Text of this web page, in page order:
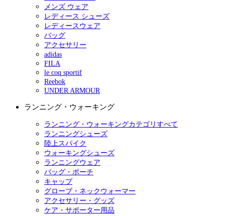
メンズ ウェア
レディース シューズ
レディースウェア
バッグ
アクセサリー
adidas
FILA
le coq sportif
Reebok
UNDER ARMOUR
ランニング・ウォーキング
ランニング・ウォーキングカテゴリすべて
ランニングシューズ
陸上スパイク
ウォーキングシューズ
ランニングウェア
バッグ・ポーチ
キャップ
グローブ・ネックウォーマー
アクセサリー・グッズ
ケア・サポーター用品